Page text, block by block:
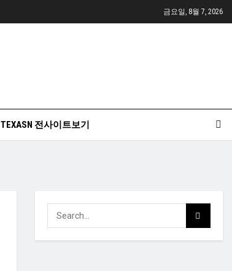
금요일, 8월 7, 2026
TEXASN 전사이트보기